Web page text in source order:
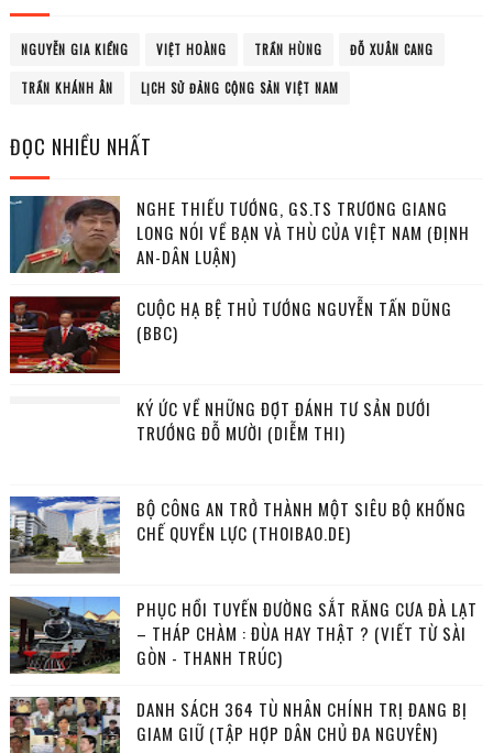
NGUYỄN GIA KIỂNG VIỆT HOÀNG TRẦN HÙNG ĐỖ XUÂN CANG
TRẦN KHÁNH ÂN LỊCH SỬ ĐẢNG CỘNG SẢN VIỆT NAM
ĐỌC NHIỀU NHẤT
NGHE THIẾU TƯỚNG, GS.TS TRƯƠNG GIANG
LONG NÓI VỀ BẠN VÀ THÙ CỦA VIỆT NAM (ĐỊNH
AN-DÂN LUẬN)
CUỘC HẠ BỆ THỦ TƯỚNG NGUYỄN TẤN DŨNG
(BBC)
KÝ ỨC VỀ NHỮNG ĐỢT ĐÁNH TƯ SẢN DƯỚI
TRƯỚNG ĐỖ MƯỜI (DIỄM THI)
BỘ CÔNG AN TRỞ THÀNH MỘT SIÊU BỘ KHỐNG
CHẾ QUYỀN LỰC (THOIBAO.DE)
PHỤC HỒI TUYẾN ĐƯỜNG SẮT RĂNG CƯA ĐÀ LẠT
– THÁP CHÀM : ĐÙA HAY THẬT ? (VIẾT TỪ SÀI
GÒN - THANH TRÚC)
DANH SÁCH 364 TÙ NHÂN CHÍNH TRỊ ĐANG BỊ
GIAM GIỮ (TẬP HỢP DÂN CHỦ ĐA NGUYÊN)